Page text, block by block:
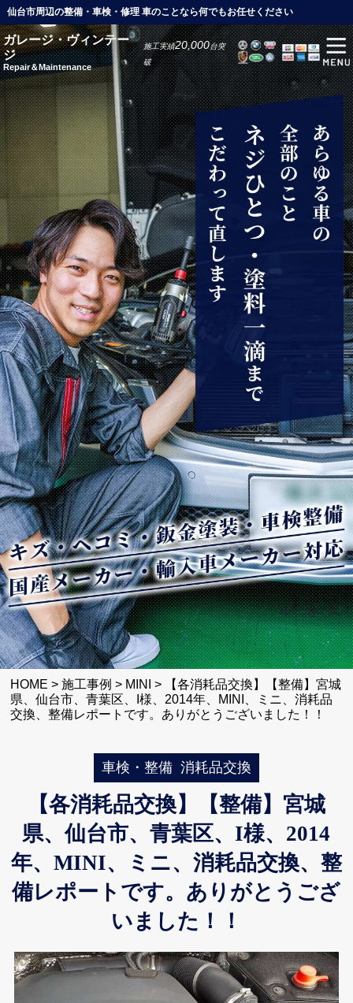
仙台市周辺の整備・車検・修理 車のことなら何でもお任せください
ガレージ・ヴィンテー
ジ
Repair＆Maintenance
施工実績20,000台突
破
HOME >施工事例 > MINI >
【各消耗品交換】【整備】宮城
県、仙台市、青葉区、I様、2014年、MINI、ミニ、消耗品
交換、整備レポートです。ありがとうございました！！
車検・整備 消耗品交換
【各消耗品交換】【整備】宮城
県、仙台市、青葉区、I様、2014
年、MINI、ミニ、消耗品交換、整
備レポートです。ありがとうござ
いました！！